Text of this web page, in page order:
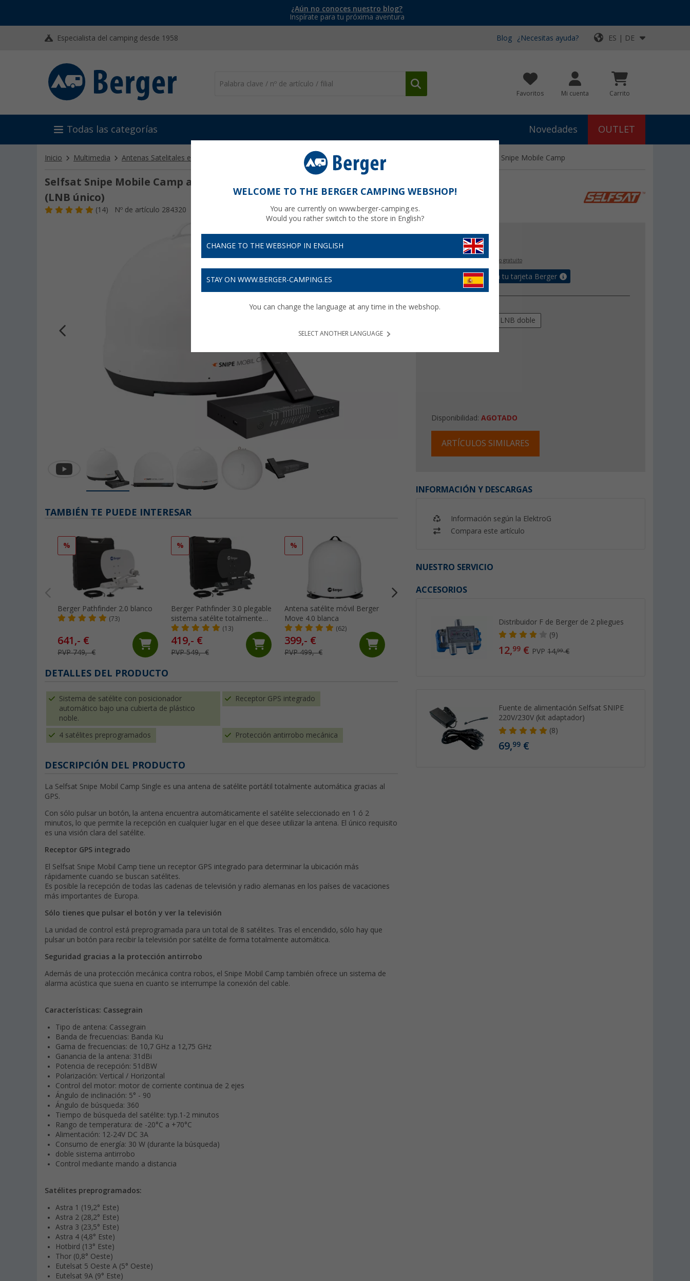
¿Aún no conoces nuestro blog?
Inspírate para tu próxima aventura
Especialista del camping desde 1958 Blog ¿Necesitas ayuda? ES | DE
Favoritos Mi cuenta Carrito
Todas las categorías Novedades OUTLET
Inicio Multimedia Antenas Satelitales e Internet Antena de satélite portátil totalmente automática Selfsat Snipe Mobile Camp
Selfsat Snipe Mobile Camp antena satélite portátil totalmente automática
(LNB único)
(14) Nº de artículo 284320
00€
envío gratuito
€ de bonus en tu tarjeta Berger
Versión
LNB doble
Disponibilidad: AGOTADO
ARTÍCULOS SIMILARES
INFORMACIÓN Y DESCARGAS
Información según la ElektroG
Compara este artículo
NUESTRO SERVICIO
ACCESORIOS
Distribuidor F de Berger de 2 pliegues
(9)
12,99 € PVP14,99€
Fuente de alimentación Selfsat SNIPE
220V/230V (kit adaptador)
(8)
69,99 €
TAMBIÉN TE PUEDE INTERESAR
%
Berger Pathfinder 2.0 blanco
(73)
641,- €
PVP 749,- €
%
Berger Pathfinder 3.0 plegable
sistema satélite totalmente
automático grafito
(13)
419,- €
PVP 549,- €
%
Antena satélite móvil Berger
Move 4.0 blanca
(62)
399,- €
PVP 499,- €
Berger conjunto completo
LNB único en maletín de
(19)
PVP 44,99 €
m
(92)
12,99€
PVP 13,90 €
DETALLES DEL PRODUCTO
Sistema de satélite con posicionador
automático bajo una cubierta de plástico
noble.
Receptor GPS integrado
4 satélites preprogramados Protección antirrobo mecánica
DESCRIPCIÓN DEL PRODUCTO
La Selfsat Snipe Mobil Camp Single es una antena de satélite portátil totalmente automática gracias al
GPS.
Con sólo pulsar un botón, la antena encuentra automáticamente el satélite seleccionado en 1 ó 2
minutos, lo que permite la recepción en cualquier lugar en el que desee utilizar la antena. El único requisito
es una visión clara del satélite.
Receptor GPS integrado
El Selfsat Snipe Mobil Camp tiene un receptor GPS integrado para determinar la ubicación más
rápidamente cuando se buscan satélites.
Es posible la recepción de todas las cadenas de televisión y radio alemanas en los países de vacaciones
más importantes de Europa.
Sólo tienes que pulsar el botón y ver la televisión
La unidad de control está preprogramada para un total de 8 satélites. Tras el encendido, sólo hay que
pulsar un botón para recibir la televisión por satélite de forma totalmente automática.
Seguridad gracias a la protección antirrobo
Además de una protección mecánica contra robos, el Snipe Mobil Camp también ofrece un sistema de
alarma acústica que suena en cuanto se interrumpe la conexión del cable.
Características: Cassegrain
Tipo de antena: Cassegrain
Banda de frecuencias: Banda Ku
Gama de frecuencias: de 10,7 GHz a 12,75 GHz
Ganancia de la antena: 31dBi
Potencia de recepción: 51dBW
Polarización: Vertical / Horizontal
Control del motor: motor de corriente continua de 2 ejes
Ángulo de inclinación: 5° - 90
Ángulo de búsqueda: 360
Tiempo de búsqueda del satélite: typ.1-2 minutos
Rango de temperatura: de -20°C a +70°C
Alimentación: 12-24V DC 3A
Consumo de energía: 30 W (durante la búsqueda)
doble sistema antirrobo
Control mediante mando a distancia
Satélites preprogramados:
Astra 1 (19,2° Este)
Astra 2 (28,2° Este)
Astra 3 (23,5° Este)
Astra 4 (4,8° Este)
Hotbird (13° Este)
Thor (0,8° Oeste)
Eutelsat 5 Oeste A (5° Oeste)
Eutelsat 9A (9° Este)
WELCOME TO THE BERGER CAMPING WEBSHOP!
You are currently on www.berger-camping.es.
Would you rather switch to the store in English?
CHANGE TO THE WEBSHOP IN ENGLISH
STAY ON WWW.BERGER-CAMPING.ES
You can change the language at any time in the webshop.
SELECT ANOTHER LANGUAGE